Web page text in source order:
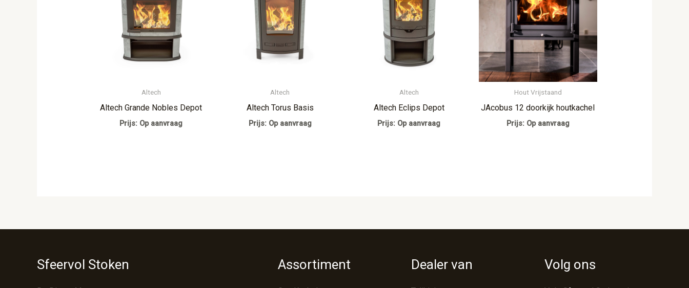
Altech
Altech Grande Nobles Depot
Prijs: Op aanvraag
Altech
Altech Torus Basis
Prijs: Op aanvraag
Altech
Altech Eclips Depot
Prijs: Op aanvraag
Hout Vrijstaand
JAcobus 12 doorkijk houtkachel
Prijs: Op aanvraag
Sfeervol Stoken Assortiment Dealer van Volg ons